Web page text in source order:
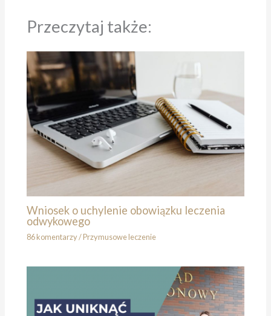
Przeczytaj także:
Wniosek o uchylenie obowiązku leczenia
odwykowego
86 komentarzy/Przymusowe leczenie